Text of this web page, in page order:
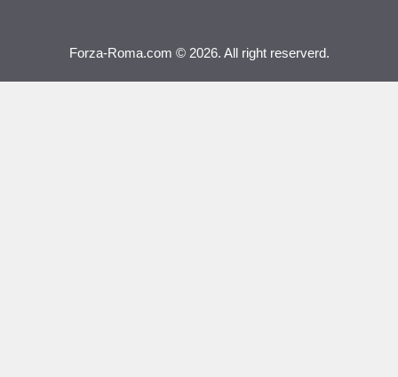
Forza-Roma.com © 2026. All right reserverd.